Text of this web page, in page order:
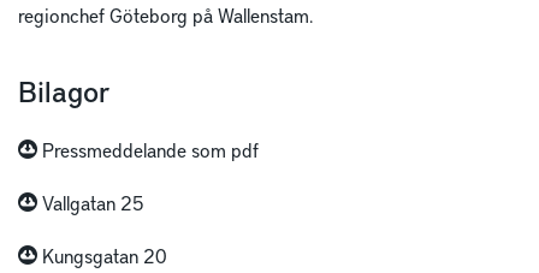
regionchef Göteborg på Wallenstam.
Bilagor
Pressmeddelande som pdf
Vallgatan 25
Kungsgatan 20